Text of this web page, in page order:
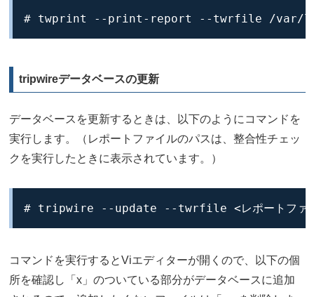
# twprint --print-report --twrfile /var/lib/
tripwireデータベースの更新
データベースを更新するときは、以下のようにコマンドを
実行します。（レポートファイルのパスは、整合性チェッ
クを実行したときに表示されています。）
# tripwire --update --twrfile <レポートファイ
コマンドを実行するとViエディターが開くので、以下の個
所を確認し「x」のついている部分がデータベースに追加